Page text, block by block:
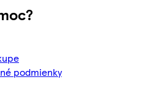
podmienky